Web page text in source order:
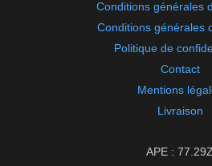
Conditions générales
Conditions générales
Politique de
Contact
Mentions
Livraison
APE : 77.29Z